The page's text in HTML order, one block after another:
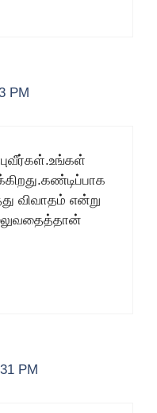
PM
விவாதம் என்று
PM